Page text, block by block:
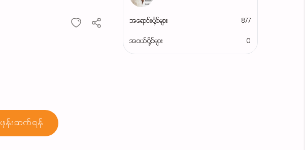
ဖုန်းဆက်ရန်
အရောင်းပို့စ်များ 877
အဝယ်ပို့စ်များ 0